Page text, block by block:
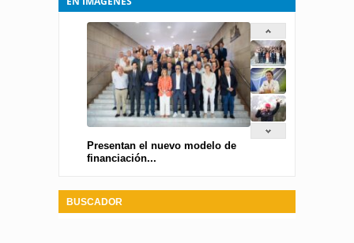
Presentan el nuevo modelo de
financiación...
BUSCADOR